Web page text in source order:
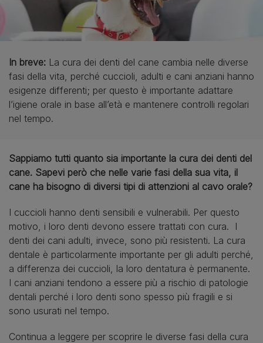
In breve: La cura dei denti del cane cambia nelle diverse
fasi della vita, perché cuccioli, adulti e cani anziani hanno
esigenze differenti; per questo è importante adattare
l’igiene orale in base all’età e mantenere controlli regolari
nel tempo.
Sappiamo tutti quanto sia importante la cura dei denti del
cane. Sapevi però che nelle varie fasi della sua vita, il
cane ha bisogno di diversi tipi di attenzioni al cavo orale?
I cuccioli hanno denti sensibili e vulnerabili. Per questo
motivo, i loro denti devono essere trattati con cura. I
denti dei cani adulti, invece, sono più resistenti. La cura
dentale è particolarmente importante per gli adulti perché,
a differenza dei cuccioli, la loro dentatura è permanente.
I cani anziani tendono a essere più a rischio di patologie
dentali perché i loro denti sono spesso più fragili e si
sono usurati nel tempo.
Continua a leggere per scoprire le diverse fasi della cura